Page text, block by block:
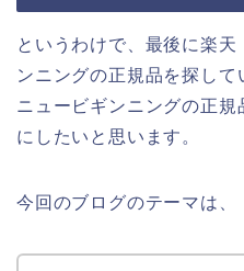
というわけで、最後に楽
ンニングの正規品を探して
ニュービギンニングの正規
にしたいと思います。
今回のブログのテーマは、